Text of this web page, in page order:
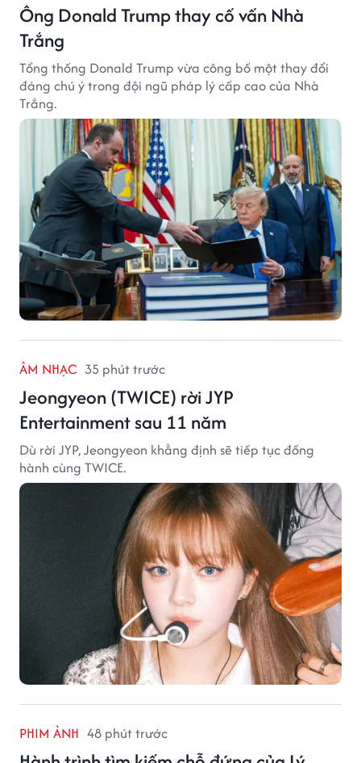
Ông Donald Trump thay cố vấn Nhà
Trắng
Tổng thống Donald Trump vừa công bố một thay đổi
đáng chú ý trong đội ngũ pháp lý cấp cao của Nhà
Trắng.
ÂM NHẠC 35 phút trước
Jeongyeon (TWICE) rời JYP
Entertainment sau 11 năm
Dù rời JYP, Jeongyeon khẳng định sẽ tiếp tục đồng
hành cùng TWICE.
PHIM ẢNH 48 phút trước